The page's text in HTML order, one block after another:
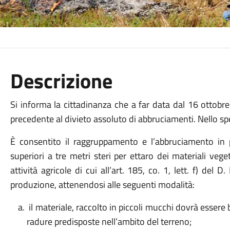
Descrizione
Si informa la cittadinanza che a far data dal 16
precedente al divieto assoluto di abbruciamenti. Nello
È consentito il raggruppamento e l’abbruciamento
superiori a tre metri steri per ettaro dei materiali
attività agricole di cui all’art. 185, co. 1, lett. f) del
produzione, attenendosi alle seguenti modalità:
il materiale, raccolto in piccoli mucchi dovrà
radure predisposte nell’ambito del terreno;